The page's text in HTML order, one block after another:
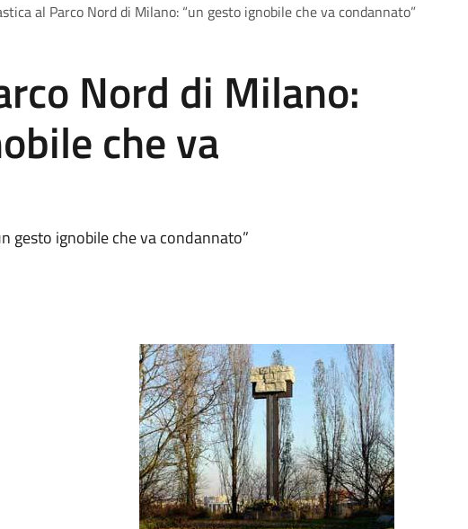
al Parco Nord di Milano: “un gesto ignobile che va condannato”
Nord di Milano:
che va
gesto ignobile che va condannato”